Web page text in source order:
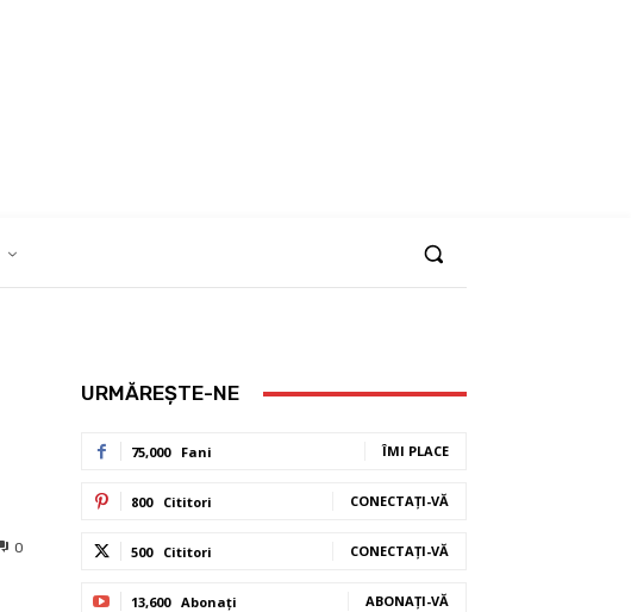
0
URMĂREȘTE-NE
75,000 Fani ÎMI PLACE
800 Cititori CONECTAȚI-VĂ
500 Cititori CONECTAȚI-VĂ
13,600 Abonați ABONAȚI-VĂ